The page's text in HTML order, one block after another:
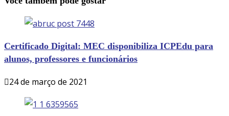
nova nova
Certificado Digital: MEC disponibiliza ICPEdu para
alunos, professores e funcionários
24 de março de 2021